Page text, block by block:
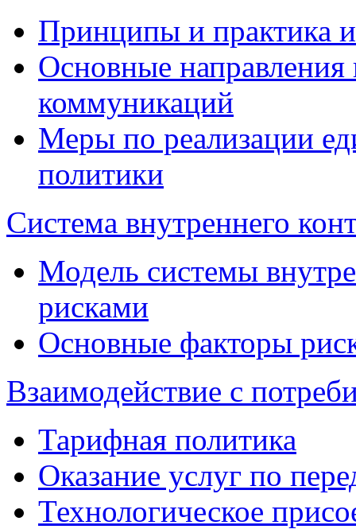
Принципы и практика
Основные
коммуникаций
Меры по реализации
политики
Система внутреннего
Модель системы
рисками
Основные факторы
Взаимодействие с
Тарифная политика
Оказание услуг по
Технологическое